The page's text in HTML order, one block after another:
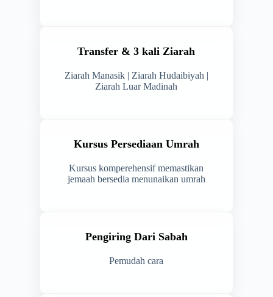
Transfer & 3 kali Ziarah
Ziarah Manasik | Ziarah Hudaibiyah |
Ziarah Luar Madinah
Kursus Persediaan Umrah
Kursus komperehensif memastikan
jemaah bersedia menunaikan umrah
Pengiring Dari Sabah
Pemudah cara